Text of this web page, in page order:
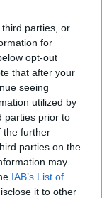
parties, or
for
opt-out
that after your
seeing
utilized by
parties prior to
the further
parties on the
may
IAB’s List of
it to other